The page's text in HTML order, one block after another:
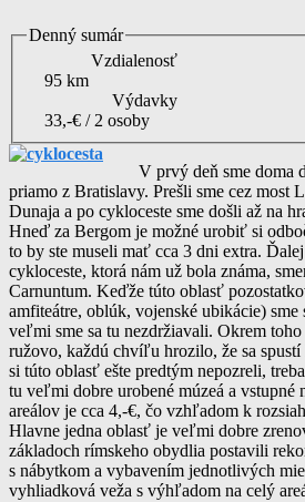
Denný sumár
Vzdialenosť
95 km
Výdavky
33,-€ / 2 osoby
V prvý deň sme doma
priamo z Bratislavy. Prešli sme cez most
Dunaja a po cykloceste sme došli až na
Hneď za Bergom je možné urobiť si
to by ste museli mať cca 3 dni extra.
cykloceste, ktorá nám už bola známa,
Carnuntum. Keďže túto oblasť
amfiteátre, oblúk, vojenské ubikácie)
veľmi sme sa tu nezdržiavali. Okrem
ružovo, každú chvíľu hrozilo, že sa spustí
si túto oblasť ešte predtým nepozreli,
tu veľmi dobre urobené múzeá a vstupné
areálov je cca 4,-€, čo vzhľadom k
Hlavne jedna oblasť je veľmi dobre
základoch rímskeho obydlia postavili
s nábytkom a vybavením jednotlivých
vyhliadková veža s výhľadom na celý